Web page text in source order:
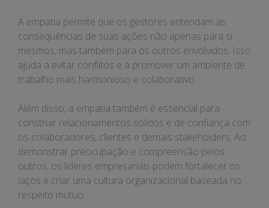
A empatia permite que os gestores entendam as
consequências de suas ações não apenas para si
mesmos, mas também para os outros envolvidos. Isso
ajuda a evitar conflitos e a promover um ambiente de
trabalho mais harmonioso e colaborativo.
Além disso, a empatia também é essencial para
construir relacionamentos sólidos e de confiança com
os colaboradores, clientes e demais stakeholders. Ao
demonstrar preocupação e compreensão pelos
outros, os líderes empresariais podem fortalecer os
laços e criar uma cultura organizacional baseada no
respeito mútuo.